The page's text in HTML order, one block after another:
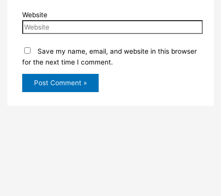
Website
Save my name, email, and website in this browser
for the next time I comment.